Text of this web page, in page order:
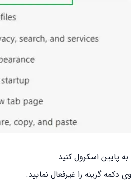
پایین اسکرول کنید.